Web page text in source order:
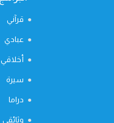
قرآني
عبادي
أخلاقي
سيرة
دراما
وثائقي